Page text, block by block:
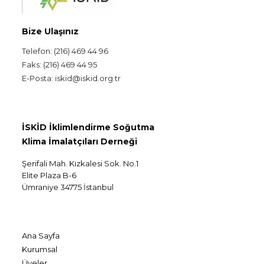
Bize Ulaşınız
Telefon: (216) 469 44 96
Faks: (216) 469 44 95
E-Posta: iskid@iskid.org.tr
İSKİD İklimlendirme Soğutma
Klima İmalatçıları Derneği
Şerifali Mah. Kızkalesi Sok. No.1
Elite Plaza B-6
Ümraniye 34775 İstanbul
Ana Sayfa
Kurumsal